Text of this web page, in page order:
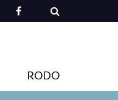
RODO